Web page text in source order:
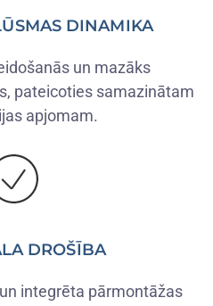
DINAMIKA
un mazāks
pateicoties samazinātam
apjomam.
DROŠĪBA
integrēta pārmontāžas